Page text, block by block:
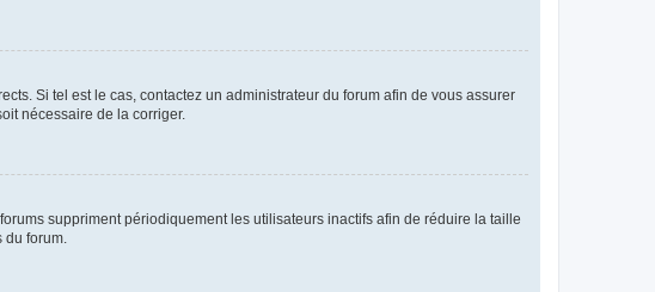
Si tel est le cas, contactez un administrateur du forum afin de vous assurer
nécessaire de la corriger.
suppriment périodiquement les utilisateurs inactifs afin de réduire la taille
forum.